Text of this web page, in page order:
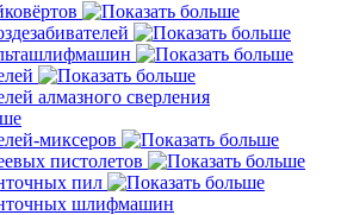
алмазного сверления
миксеров
пистолетов
пил
шлифмашин